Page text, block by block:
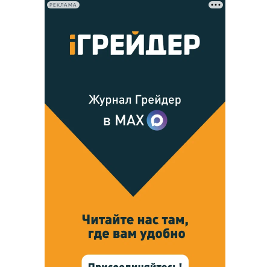
РЕКЛАМА